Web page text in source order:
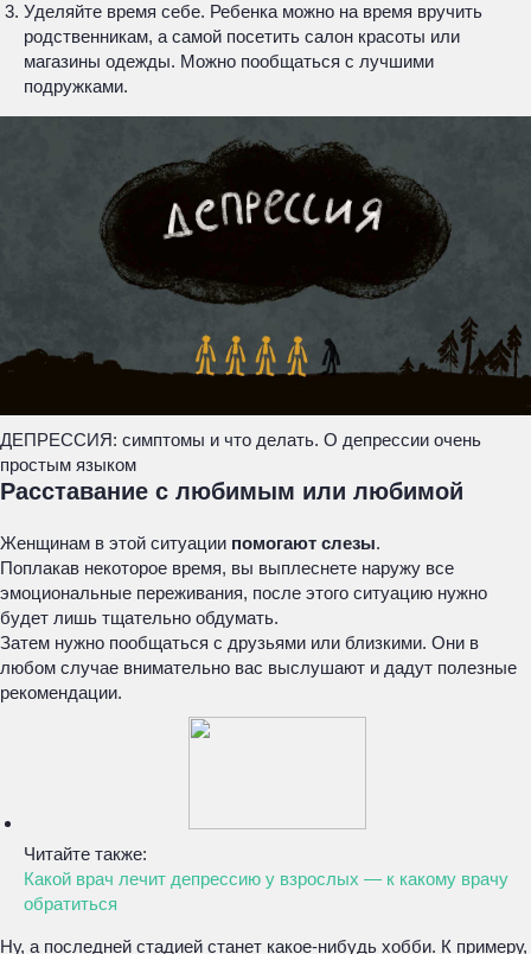
Уделяйте время себе. Ребенка можно на время вручить
родственникам, а самой посетить салон красоты или
магазины одежды. Можно пообщаться с лучшими
подружками.
ДЕПРЕССИЯ: симптомы и что делать. О депрессии очень
простым языком
Расставание с любимым или любимой
Женщинам в этой ситуации помогают слезы.
Поплакав некоторое время, вы выплеснете наружу все
эмоциональные переживания, после этого ситуацию нужно
будет лишь тщательно обдумать.
Затем нужно пообщаться с друзьями или близкими. Они в
любом случае внимательно вас выслушают и дадут полезные
рекомендации.
Читайте также:
Какой врач лечит депрессию у взрослых — к какому врачу
обратиться
Ну, а последней стадией станет какое-нибудь хобби. К примеру,